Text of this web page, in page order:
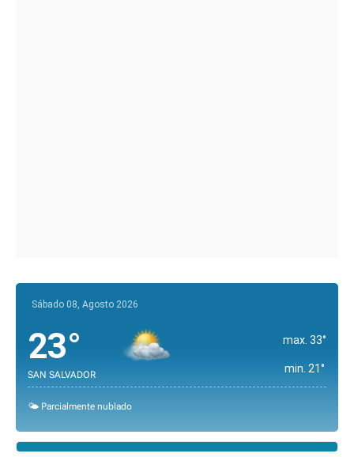
Sábado 08, Agosto 2026
23°
SAN SALVADOR
max. 33°
min. 21°
🌤️ Parcialmente nublado